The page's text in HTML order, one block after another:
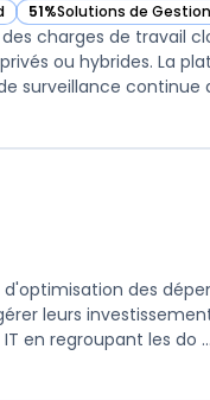
51%Solutions de
— voir CloudPassage
charges de travail
ou hybrides. La
surveillance continue
des
leurs
en regroupant les do ...